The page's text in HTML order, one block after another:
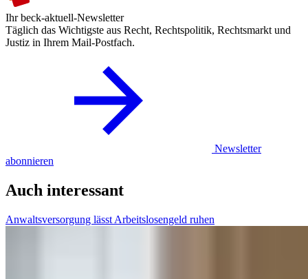
Ihr beck-aktuell-Newsletter
Täglich das Wichtigste aus Recht, Rechtspolitik, Rechtsmarkt und
Justiz in Ihrem Mail-Postfach.
Newsletter
abonnieren
Auch interessant
Anwaltsversorgung lässt Arbeitslosengeld ruhen